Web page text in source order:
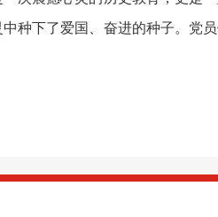
种下了爱国、奋进的种子。党